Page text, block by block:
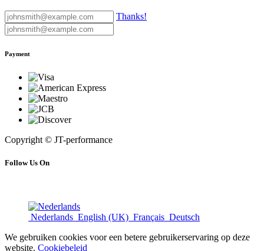
Thanks!
Payment
Copyright © JT-performance
Follow Us On
Nederlands English (UK) Français Deutsch
We gebruiken cookies voor een betere gebruikerservaring op deze
website. Cookiebeleid